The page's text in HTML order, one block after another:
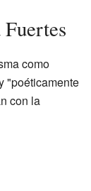
como
"poéticamente
con la